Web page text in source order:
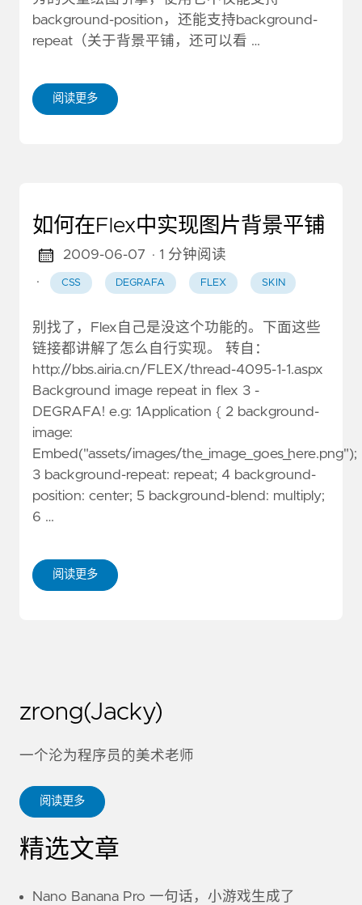
background-position，还能支持background-
repeat（关于背景平铺，还可以看 …
阅读更多
如何在Flex中实现图片背景平铺
2009-06-07 · 1 分钟阅读
·
CSS DEGRAFA FLEX SKIN
别找了，Flex自己是没这个功能的。下面这些
链接都讲解了怎么自行实现。 转自：
http://bbs.airia.cn/FLEX/thread-4095-1-1.aspx
Background image repeat in flex 3 -
DEGRAFA! e.g: 1Application { 2 background-
image:
Embed("assets/images/the_image_goes_here.png");
3 background-repeat: repeat; 4 background-
position: center; 5 background-blend: multiply;
6 …
阅读更多
zrong(Jacky)
一个沦为程序员的美术老师
阅读更多
精选文章
Nano Banana Pro 一句话，小游戏生成了